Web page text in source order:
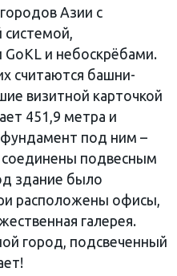
Азии с
и небоскрёбами.
считаются башни-
визитной карточкой
451,9 метра и
фундамент под ним –
подвесным
здание было
расположены офисы,
галерея.
город, подсвеченный